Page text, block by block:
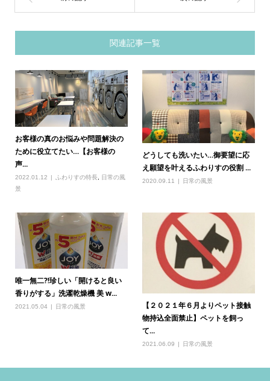
関連記事一覧
お客様の真のお悩みや問題解決の
ために役立てたい…【お客様の
声...
2022.01.12 ふわりすの特長,
日常の風
景
どうしても洗いたい…御要望に応
え願望を叶えるふわりすの役割 ...
2020.09.11 日常の風景
唯一無二⁈珍しい「開けると良い
香りがする」洗濯乾燥機 美 w...
2021.05.04 日常の風景
【２０２１年６月よりペット接触
物持込全面禁止】ペットを飼っ
て...
2021.06.09 日常の風景